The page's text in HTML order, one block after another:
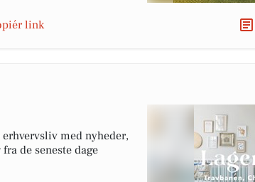
link
med nyheder,
de seneste dage